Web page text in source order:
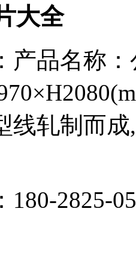
大全
产品名称
线轧制而
180-2825-